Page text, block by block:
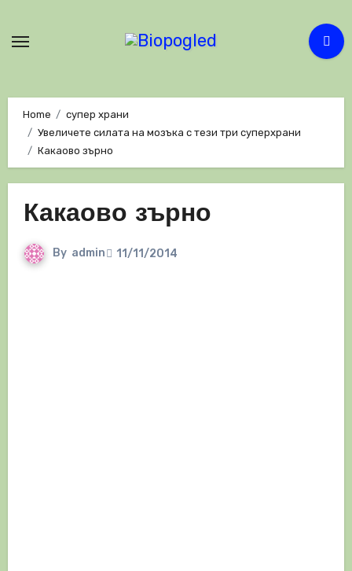
Home
супер храни
Увеличете силата на мозъка с тези три суперхрани
Какаово зърно
Какаово зърно
By admin 11/11/2014